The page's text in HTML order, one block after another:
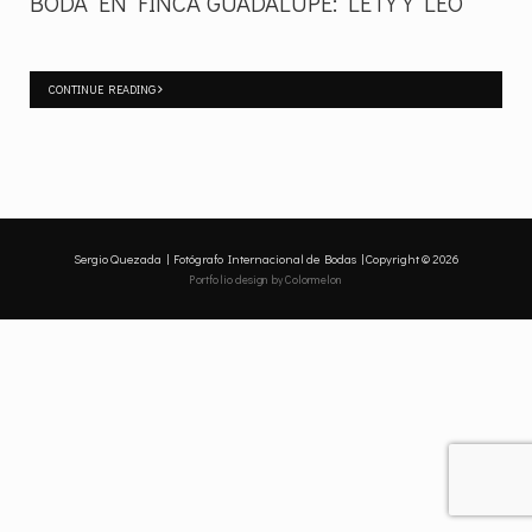
CONTINUE READING
Sergio Quezada | Fotógrafo Internacional de Bodas | Copyright © 2026
Portfolio design by Colormelon